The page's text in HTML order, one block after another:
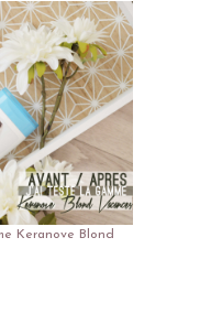
Keranove Blond